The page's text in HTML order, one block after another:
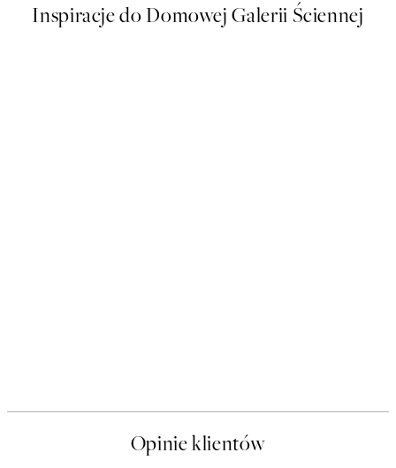
Inspiracje do Domowej Galerii Ściennej
Opinie klientów